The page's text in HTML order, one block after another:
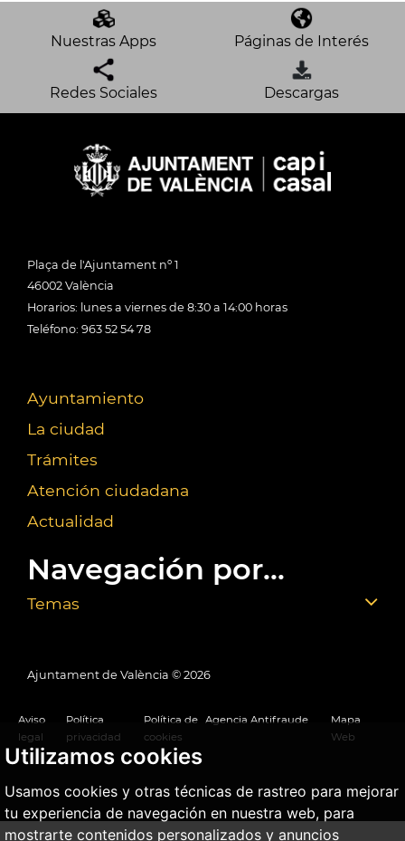
Utilizamos cookies
Usamos cookies y otras técnicas de rastreo para mejorar
tu experiencia de navegación en nuestra web, para
mostrarte contenidos personalizados y anuncios
Nuestras Apps Páginas de Interés
Redes Sociales Descargas
Plaça de l'Ajuntament nº 1
46002 València
Horarios: lunes a viernes de 8:30 a 14:00 horas
Teléfono: 963 52 54 78
Ayuntamiento
La ciudad
Trámites
Atención ciudadana
Actualidad
Navegación por...
Temas
Ajuntament de València © 2026
Aviso
legal
Política
privacidad
Política de
cookies
Agencia Antifraude
Mapa
Web